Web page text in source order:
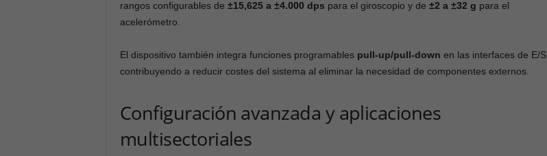
rangos configurables de ±15,625 a ±4.000 dps para el giroscopio y de ±2 a ±32 g para el
acelerómetro.
El dispositivo también integra funciones programables pull-up/pull-down en las interfaces de E/S,
contribuyendo a reducir costes del sistema al eliminar la necesidad de componentes externos.
Configuración avanzada y aplicaciones
multisectoriales